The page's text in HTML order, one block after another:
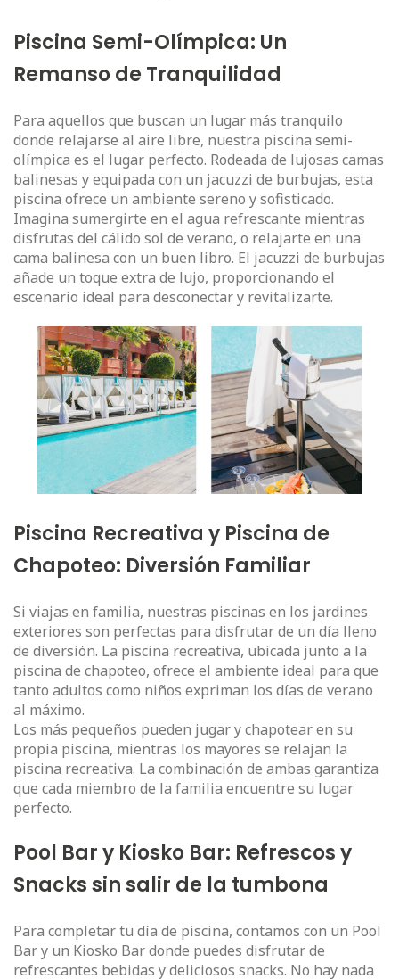
Piscina Semi-Olímpica: Un
Remanso de Tranquilidad
Para aquellos que buscan un lugar más tranquilo
donde relajarse al aire libre, nuestra piscina semi-
olímpica es el lugar perfecto. Rodeada de lujosas camas
balinesas y equipada con un jacuzzi de burbujas, esta
piscina ofrece un ambiente sereno y sofisticado.
Imagina sumergirte en el agua refrescante mientras
disfrutas del cálido sol de verano, o relajarte en una
cama balinesa con un buen libro. El jacuzzi de burbujas
añade un toque extra de lujo, proporcionando el
escenario ideal para desconectar y revitalizarte.
Piscina Recreativa y Piscina de
Chapoteo: Diversión Familiar
Si viajas en familia, nuestras piscinas en los jardines
exteriores son perfectas para disfrutar de un día lleno
de diversión. La piscina recreativa, ubicada junto a la
piscina de chapoteo, ofrece el ambiente ideal para que
tanto adultos como niños expriman los días de verano
al máximo.
Los más pequeños pueden jugar y chapotear en su
propia piscina, mientras los mayores se relajan la
piscina recreativa. La combinación de ambas garantiza
que cada miembro de la familia encuentre su lugar
perfecto.
Pool Bar y Kiosko Bar: Refrescos y
Snacks sin salir de la tumbona
Para completar tu día de piscina, contamos con un Pool
Bar y un Kiosko Bar donde puedes disfrutar de
refrescantes bebidas y deliciosos snacks. No hay nada